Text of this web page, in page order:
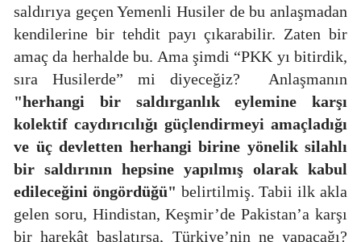
saldırıya geçen Yemenli Husiler de bu anlaşmadan
kendilerine bir tehdit payı çıkarabilir. Zaten bir
amaç da herhalde bu. Ama şimdi “PKK yı bitirdik,
sıra Husilerde” mi diyeceğiz?
Anlaşmanın
"herhangi bir saldırganlık eylemine karşı
kolektif caydırıcılığı güçlendirmeyi amaçladığı
ve üç devletten herhangi birine yönelik silahlı
bir saldırının hepsine yapılmış olarak kabul
edileceğini öngördüğü" belirtilmiş. Tabii ilk akla
gelen soru, Hindistan, Keşmir’de Pakistan’a karşı
bir harekât başlatırsa, Türkiye’nin ne yapacağı?